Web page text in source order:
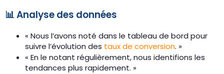
📊 Analyse des données
« Nous l’avons noté dans le tableau de bord pour
suivre l’évolution des taux de conversion. »
« En le notant régulièrement, nous identifions les
tendances plus rapidement. »